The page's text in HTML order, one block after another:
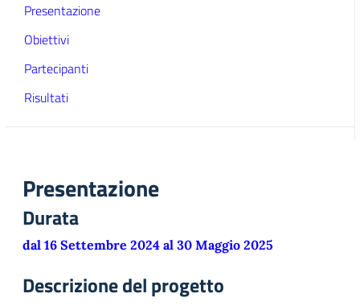
Presentazione
Obiettivi
Partecipanti
Risultati
Presentazione
Durata
dal 16 Settembre 2024 al 30 Maggio 2025
Descrizione del progetto